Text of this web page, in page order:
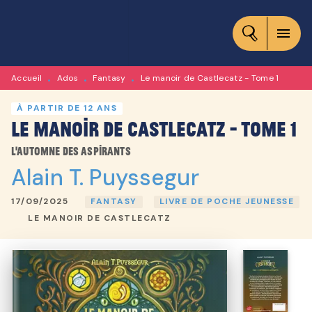
CONTENU
menu
Accueil • Ados • Fantasy • Le manoir de Castlecatz - Tome 1
À PARTIR DE 12 ANS
Le manoir de Castlecatz - Tome 1
L'automne des aspirants
Alain T. Puyssegur
17/09/2025 FANTASY
LIVRE DE POCHE JEUNESSE
LE MANOIR DE CASTLECATZ